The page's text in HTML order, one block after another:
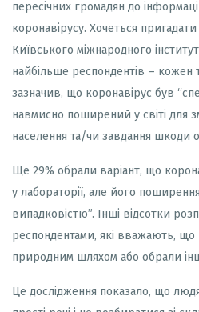
пересічних громадян до
коронавірусу. Хочеться пригадати
Київського міжнародного
найбільше респондентів – кожен
зазначив, що коронавірус був
навмисно поширений у світі для
населення та/чи завдання шкоди
Ще 29% обрали варіант, що
у лабораторії, але його поширення
випадковістю”. Інші відсотки
респондентами, які вважають, що
природним шляхом або обрали
Це дослідження показало, що